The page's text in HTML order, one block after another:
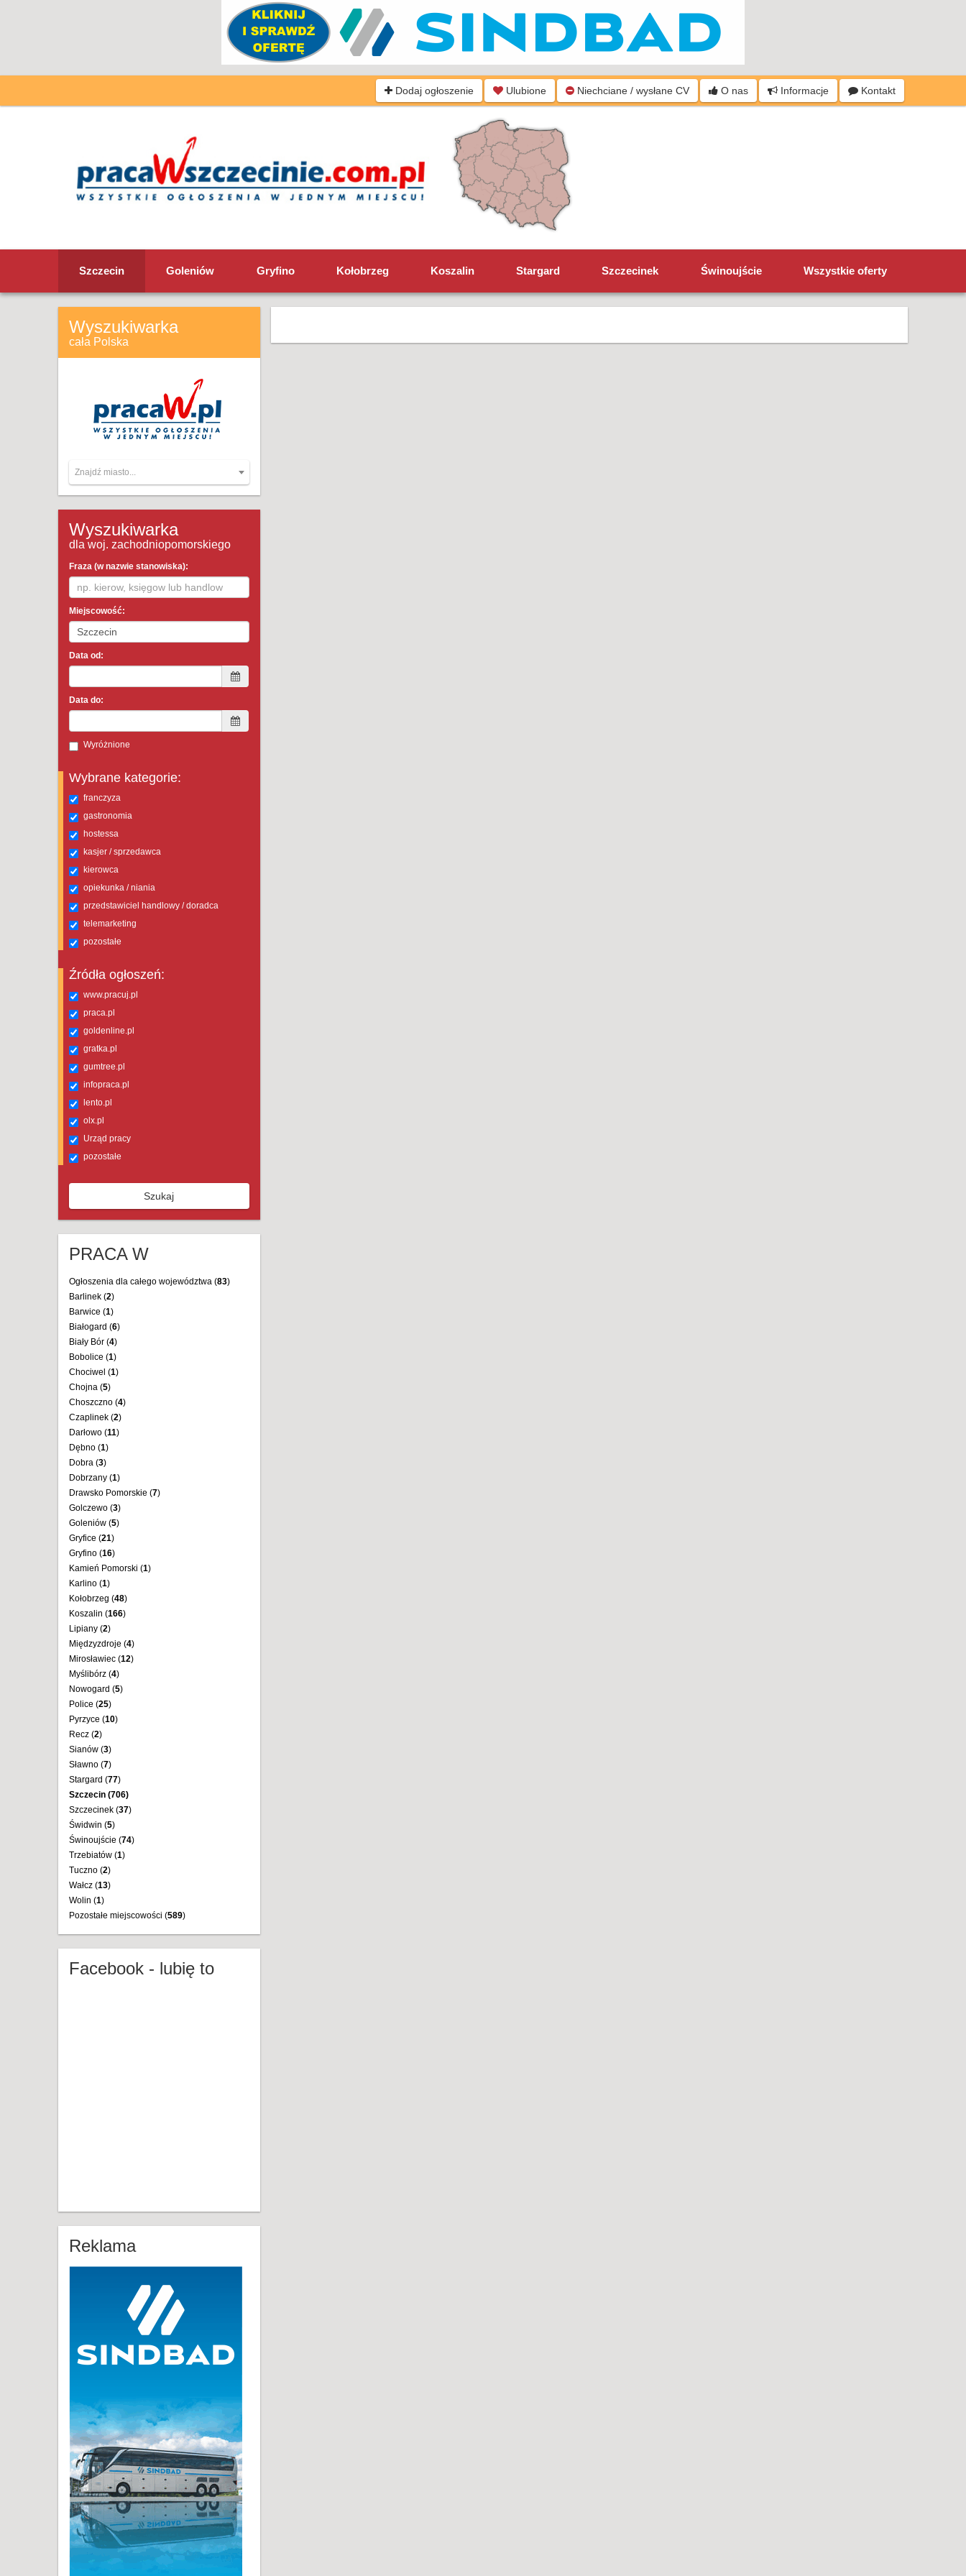
Dodaj ogłoszenie Ulubione Niechciane / wysłane CV O nas Informacje Kontakt
Szczecin Goleniów Gryfino Kołobrzeg Koszalin Stargard Szczecinek Świnoujście Wszystkie oferty
Wyszukiwarka
cała Polska
Znajdź miasto...
Wyszukiwarka
dla woj. zachodniopomorskiego
Fraza (w nazwie stanowiska):
Miejscowość:
Data od:
Data do:
Wyróżnione
Wybrane kategorie:
franczyza
gastronomia
hostessa
kasjer / sprzedawca
kierowca
opiekunka / niania
przedstawiciel handlowy / doradca
telemarketing
pozostałe
Źródła ogłoszeń:
www.pracuj.pl
praca.pl
goldenline.pl
gratka.pl
gumtree.pl
infopraca.pl
lento.pl
olx.pl
Urząd pracy
pozostałe
Szukaj
PRACA W
Ogłoszenia dla całego województwa (83)
Barlinek (2)
Barwice (1)
Białogard (6)
Biały Bór (4)
Bobolice (1)
Chociwel (1)
Chojna (5)
Choszczno (4)
Czaplinek (2)
Darłowo (11)
Dębno (1)
Dobra (3)
Dobrzany (1)
Drawsko Pomorskie (7)
Golczewo (3)
Goleniów (5)
Gryfice (21)
Gryfino (16)
Kamień Pomorski (1)
Karlino (1)
Kołobrzeg (48)
Koszalin (166)
Lipiany (2)
Międzyzdroje (4)
Mirosławiec (12)
Myślibórz (4)
Nowogard (5)
Police (25)
Pyrzyce (10)
Recz (2)
Sianów (3)
Sławno (7)
Stargard (77)
Szczecin (706)
Szczecinek (37)
Świdwin (5)
Świnoujście (74)
Trzebiatów (1)
Tuczno (2)
Wałcz (13)
Wolin (1)
Pozostałe miejscowości (589)
Facebook - lubię to
Reklama